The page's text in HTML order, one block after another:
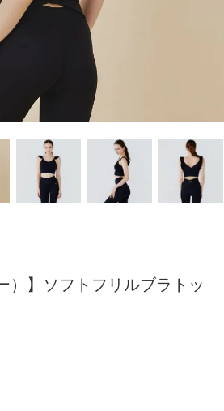
）】ソフトフリルブラトッ